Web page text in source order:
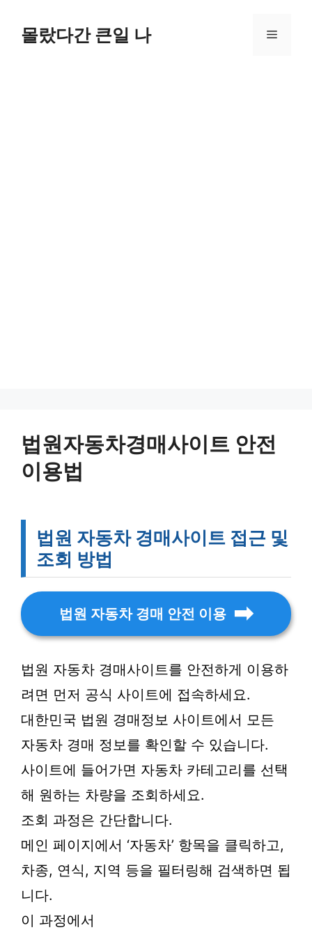
몰랐다간 큰일 나 메
법원자동차경매사이트 안전
이용법
법원 자동차 경매사이트 접근 및
조회 방법
법원 자동차 경매 안전 이용
법원 자동차 경매사이트를 안전하게 이용하
려면 먼저 공식 사이트에 접속하세요.
대한민국 법원 경매정보 사이트에서 모든
자동차 경매 정보를 확인할 수 있습니다.
사이트에 들어가면 자동차 카테고리를 선택
해 원하는 차량을 조회하세요.
조회 과정은 간단합니다.
메인 페이지에서 ‘자동차’ 항목을 클릭하고,
차종, 연식, 지역 등을 필터링해 검색하면 됩
니다.
이 과정에서